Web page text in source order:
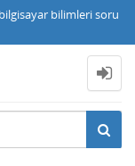
bilimleri soru